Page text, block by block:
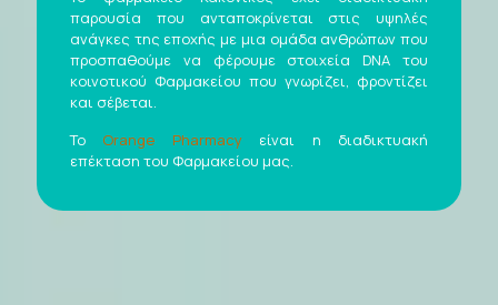
παρουσία που ανταποκρίνεται στις υψηλές
ανάγκες της εποχής με μια ομάδα ανθρώπων που
προσπαθούμε να φέρουμε στοιχεία DNA του
κοινοτικού Φαρμακείου που γνωρίζει, φροντίζει
και σέβεται.
Το Orange Pharmacyείναι η διαδικτυακή
επέκταση του Φαρμακείου μας.